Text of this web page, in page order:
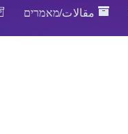
مقالات/מאמרים